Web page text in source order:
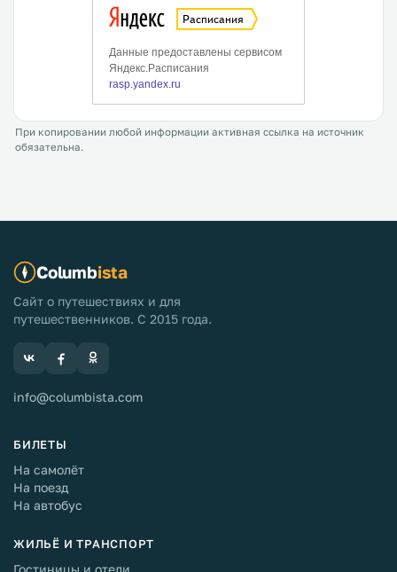
При копировании любой информации активная ссылка на источник
обязательна.
Columbista
Сайт о путешествиях и для
путешественников. С 2015 года.
info@columbista.com
БИЛЕТЫ
На самолёт
На поезд
На автобус
ЖИЛЬЁ И ТРАНСПОРТ
Гостиницы и отели